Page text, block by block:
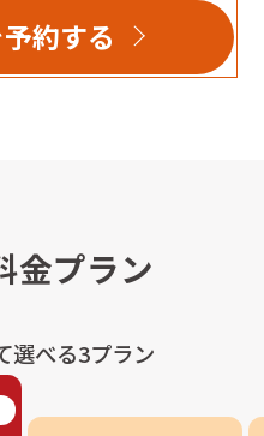
約する
金プラン
選べる3プラン